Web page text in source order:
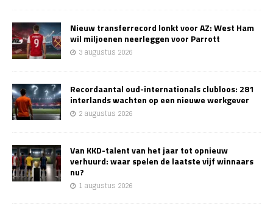
Nieuw transferrecord lonkt voor AZ: West Ham
wil miljoenen neerleggen voor Parrott
3 augustus 2026
Recordaantal oud-internationals clubloos: 281
interlands wachten op een nieuwe werkgever
2 augustus 2026
Van KKD-talent van het jaar tot opnieuw
verhuurd: waar spelen de laatste vijf winnaars
nu?
1 augustus 2026